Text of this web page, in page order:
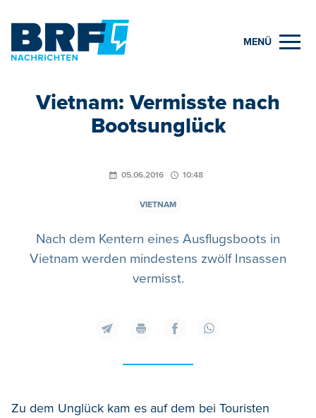
MENÜ
Vietnam: Vermisste nach
Bootsunglück
05.06.2016 10:48
VIETNAM
Nach dem Kentern eines Ausflugsboots in
Vietnam werden mindestens zwölf Insassen
vermisst.
Zu dem Unglück kam es auf dem bei Touristen